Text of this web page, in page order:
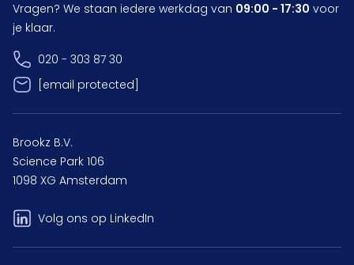
Vragen? We staan iedere werkdag van 09:00 - 17:30 voor
je klaar.
020 - 303 87 30
[email protected]
Brookz B.V.
Science Park 106
1098 XG Amsterdam
Volg ons op LinkedIn